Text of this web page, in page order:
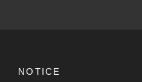
NOTICE